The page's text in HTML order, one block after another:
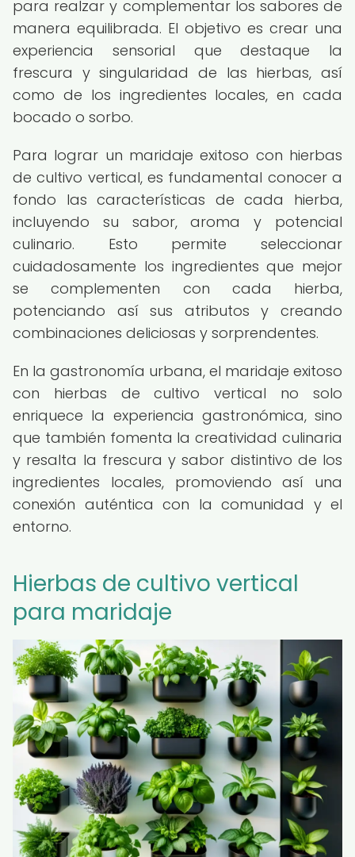
para realzar y complementar los sabores de
manera equilibrada. El objetivo es crear una
experiencia sensorial que destaque la
frescura y singularidad de las hierbas, así
como de los ingredientes locales, en cada
bocado o sorbo.
Para lograr un maridaje exitoso con hierbas
de cultivo vertical, es fundamental conocer a
fondo las características de cada hierba,
incluyendo su sabor, aroma y potencial
culinario. Esto permite seleccionar
cuidadosamente los ingredientes que mejor
se complementen con cada hierba,
potenciando así sus atributos y creando
combinaciones deliciosas y sorprendentes.
En la gastronomía urbana, el maridaje exitoso
con hierbas de cultivo vertical no solo
enriquece la experiencia gastronómica, sino
que también fomenta la creatividad culinaria
y resalta la frescura y sabor distintivo de los
ingredientes locales, promoviendo así una
conexión auténtica con la comunidad y el
entorno.
Hierbas de cultivo vertical
para maridaje